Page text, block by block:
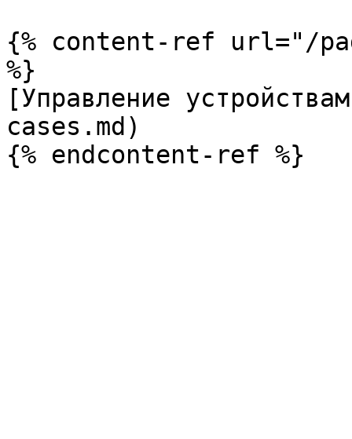
{% content-ref url="/
%}
[Управление
cases.md)